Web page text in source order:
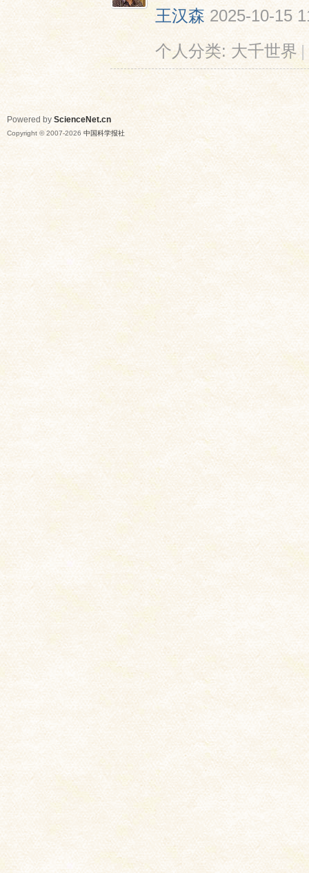
王汉森 2025-10-15
个人分类: 大千世界 |
Powered by ScienceNet.cn
Copyright © 2007-2026 中国科学报社